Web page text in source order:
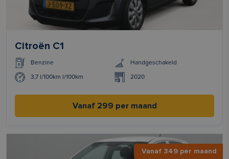
Citroën C1
Benzine Handgeschakeld
3,7 l/100km l/100km 2020
Vanaf 299 per maand
Vanaf 349 per maand